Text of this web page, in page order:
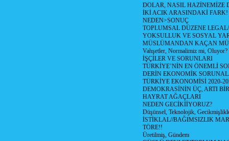
DOLAR, NASIL HAZİNEMİZE
İKİ ACIK ARASINDAKİ FARK!
NEDEN>SONUÇ
TOPLUMSAL DÜZENE
YOKSULLUK VE SOSYAL
MÜSLÜMANDAN KAÇAN
Vahşetler, Normalimiz mi, Oluyor?
İŞÇİLER VE SORUNLARI
TÜRKİYE’NİN EN ÖNEMLİ
DERİN EKONOMİK
TÜRKİYE EKONOMİSİ 2020-
DEMOKRASİNİN ÜÇ, ARTI
HAYRAT AĞAÇLARI
NEDEN GECİKİİYORUZ?
Düşünsel, Teknolojik,
İSTİKLAL//BAĞIMSIZLIK
TÖRE!!
Üretilmiş, Gündem